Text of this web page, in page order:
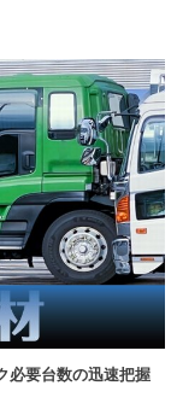
必要台数の迅速把握